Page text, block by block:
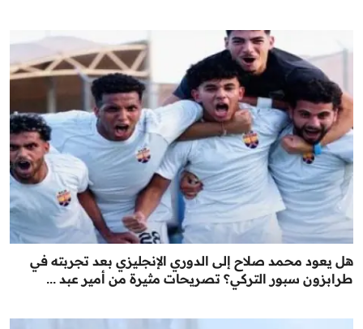
هل يعود محمد صلاح إلى الدوري الإنجليزي بعد تجربته في
طرابزون سبور التركي؟ تصريحات مثيرة من أمير عبد ...